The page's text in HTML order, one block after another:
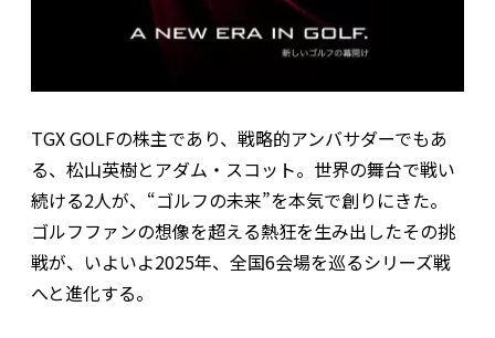
TGX GOLFの株主であり、戦略的アンバサダーでもあ
る、松山英樹とアダム・スコット。世界の舞台で戦い
続ける2人が、“ゴルフの未来”を本気で創りにきた。
ゴルフファンの想像を超える熱狂を生み出したその挑
戦が、いよいよ2025年、全国6会場を巡るシリーズ戦
へと進化する。